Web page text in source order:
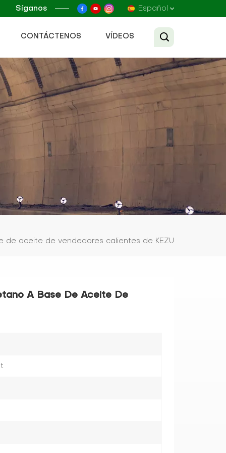
Síganos Español
Français
Русский
CONTÁCTENOS VÍDEOS
aceite de vendedores calientes de KEZU
A Base De Aceite De